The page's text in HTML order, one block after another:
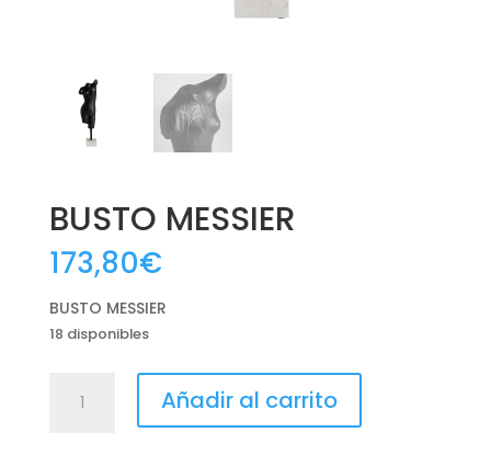
BUSTO MESSIER
173,80€
BUSTO MESSIER
18 disponibles
MESSIER
Añadir al carrito